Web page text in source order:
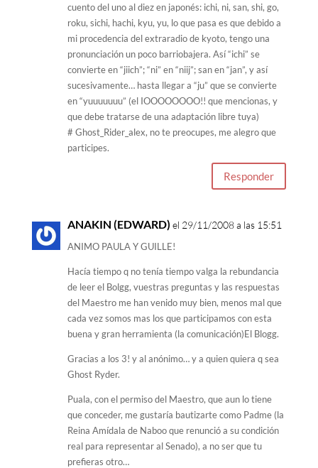
cuento del uno al diez en japonés: ichi, ni, san, shi, go,
roku, sichi, hachi, kyu, yu, lo que pasa es que debido a
mi procedencia del extraradio de kyoto, tengo una
pronunciación un poco barriobajera. Así “ichi” se
convierte en “jiich”; “ni” en “niij”; san en “jan”, y así
sucesivamente… hasta llegar a “ju” que se convierte
en “yuuuuuuu” (el IOOOOOOOO!! que mencionas, y
que debe tratarse de una adaptación libre tuya)
# Ghost_Rider_alex, no te preocupes, me alegro que
participes.
Responder
ANAKIN (EDWARD) el 29/11/2008 a las 15:51
ANIMO PAULA Y GUILLE!
Hacía tiempo q no tenía tiempo valga la rebundancia
de leer el Bolgg, vuestras preguntas y las respuestas
del Maestro me han venido muy bien, menos mal que
cada vez somos mas los que participamos con esta
buena y gran herramienta (la comunicación)El Blogg.
Gracias a los 3! y al anónimo… y a quien quiera q sea
Ghost Ryder.
Puala, con el permiso del Maestro, que aun lo tiene
que conceder, me gustaría bautizarte como Padme (la
Reina Amídala de Naboo que renunció a su condición
real para representar al Senado), a no ser que tu
prefieras otro…